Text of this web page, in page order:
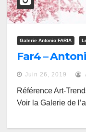
Galerie Antonio FARIA
Far4 –
Juin 26, 2019
Référence Art-
Voir la Galerie de